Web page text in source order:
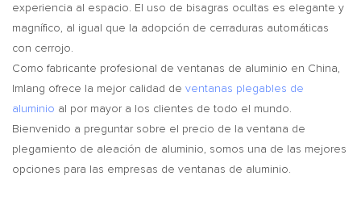
experiencia al espacio. El uso de bisagras ocultas es elegante y
magnífico, al igual que la adopción de cerraduras automáticas
con cerrojo.
Como fabricante profesional de ventanas de aluminio en China,
Imlang ofrece la mejor calidad de ventanas plegables de
aluminio al por mayor a los clientes de todo el mundo.
Bienvenido a preguntar sobre el precio de la ventana de
plegamiento de aleación de aluminio, somos una de las mejores
opciones para las empresas de ventanas de aluminio.